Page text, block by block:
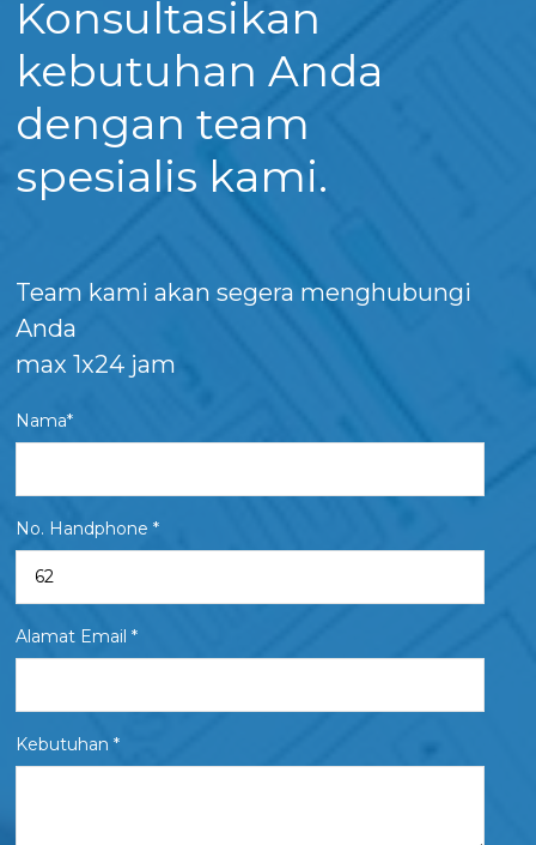
Konsultasikan
kebutuhan Anda
dengan team
spesialis kami.
Team kami akan segera menghubungi
Anda
max 1x24 jam
Nama*
No. Handphone *
Alamat Email *
Kebutuhan *